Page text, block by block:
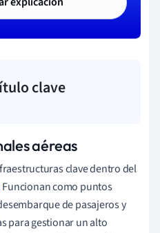
clave
aéreas
clave dentro del
Funcionan como puntos
de pasajeros y
para gestionar un alto